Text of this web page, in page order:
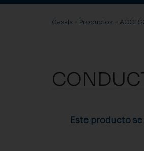
Casals > Productos >
Este producto